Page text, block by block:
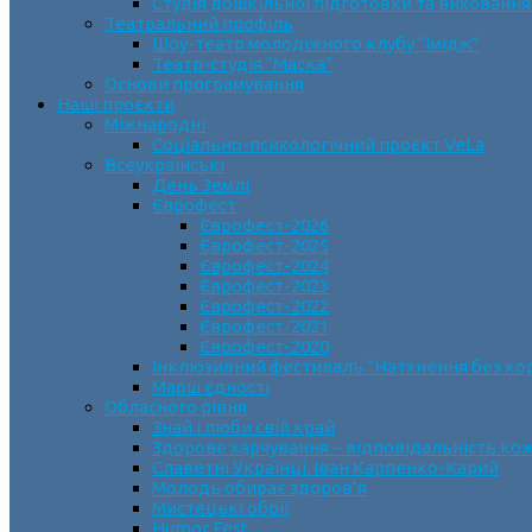
Театральний профіль
Шоу-театр молодіжного клубу “Імідж”
Театр-студія “Маска”
Основи програмування
Наші проєкти
Міжнародні
Соціально-психологічний проєкт VeLa
Всеукраїнські
День Землі
Єврофест
Єврофест-2026
Єврофест-2025
Єврофест-2024
Єврофест-2023
Єврофест-2022
Єврофест-2021
Єврофест-2020
Інклюзивний фестиваль “Натхнення без
Марш єдності
Обласного рівня
Знай і люби свій край
Здорове харчування – відповідальність
Славетні Українці. Іван Карпенко-Карий
Молодь обирає здоров’я
Мистецькі обрії
Humor Fest